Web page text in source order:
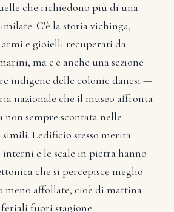
che richiedono più di una
C'è la storia vichinga,
e gioielli recuperati da
ma c'è anche una sezione
indigene delle colonie danesi —
nazionale che il museo affronta
non sempre scontata nelle
L'edificio stesso merita
e le scale in pietra hanno
che si percepisce meglio
meno affollate, cioè di mattina
fuori stagione.